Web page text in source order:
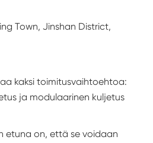
Town, Jinshan District,
kaksi toimitusvaihtoehtoa:
ja modulaarinen kuljetus
etuna on, että se voidaan